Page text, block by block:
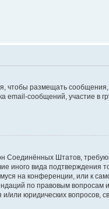
чтобы размещать
сообщений, участие в
Соединённых Штатов,
иного вида подтверждения
на конференции, или к
по правовым вопросам
или юридических вопросов,